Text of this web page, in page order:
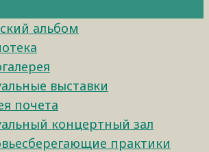
альбом
выставки
почета
концертный зал
практики